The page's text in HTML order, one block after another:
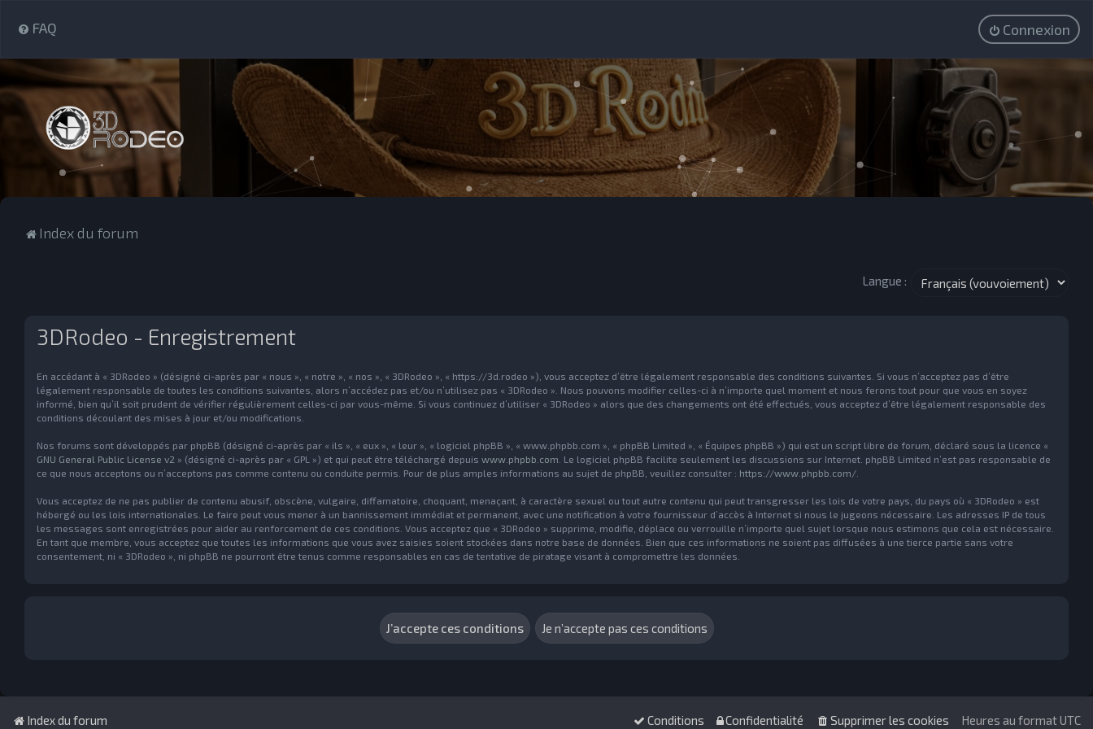
FAQ Connexion
Index du forum
Langue :
3DRodeo - Enregistrement
En accédant à « 3DRodeo » (désigné ci-après par « nous », « notre », « nos », « 3DRodeo », « https://3d.rodeo »), vous acceptez d’être légalement responsable des conditions suivantes. Si vous n’acceptez pas d’être
légalement responsable de toutes les conditions suivantes, alors n’accédez pas et/ou n’utilisez pas « 3DRodeo ». Nous pouvons modifier celles-ci à n’importe quel moment et nous ferons tout pour que vous en soyez
informé, bien qu’il soit prudent de vérifier régulièrement celles-ci par vous-même. Si vous continuez d’utiliser « 3DRodeo » alors que des changements ont été effectués, vous acceptez d’être légalement responsable des
conditions découlant des mises à jour et/ou modifications.
Nos forums sont développés par phpBB (désigné ci-après par « ils », « eux », « leur », « logiciel phpBB », « www.phpbb.com », « phpBB Limited », « Équipes phpBB ») qui est un script libre de forum, déclaré sous la licence «
GNU General Public License v2 » (désigné ci-après par « GPL ») et qui peut être téléchargé depuis www.phpbb.com . Le logiciel phpBB facilite seulement les discussions sur Internet. phpBB Limited n’est pas responsable de
ce que nous acceptons ou n’acceptons pas comme contenu ou conduite permis. Pour de plus amples informations au sujet de phpBB, veuillez consulter : https://www.phpbb.com/
Vous acceptez de ne pas publier de contenu abusif, obscène, vulgaire, diffamatoire, choquant, menaçant, à caractère sexuel ou tout autre contenu qui peut transgresser les lois de votre pays, du pays où « 3DRodeo » est
hébergé ou les lois internationales. Le faire peut vous mener à un bannissement immédiat et permanent, avec une notification à votre fournisseur d’accès à Internet si nous le jugeons nécessaire. Les adresses IP de tous
les messages sont enregistrées pour aider au renforcement de ces conditions. Vous acceptez que « 3DRodeo » supprime, modifie, déplace ou verrouille n’importe quel sujet lorsque nous estimons que cela est nécessaire.
En tant que membre, vous acceptez que toutes les informations que vous avez saisies soient stockées dans notre base de données. Bien que ces informations ne soient pas diffusées à une tierce partie sans votre
consentement, ni « 3DRodeo », ni phpBB ne pourront être tenus comme responsables en cas de tentative de piratage visant à compromettre les données.
Index du forum Heures au formatUTC
Supprimer les cookies
Confidentialité
Conditions